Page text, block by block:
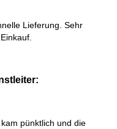
Lieferung. Sehr
pünktlich und die